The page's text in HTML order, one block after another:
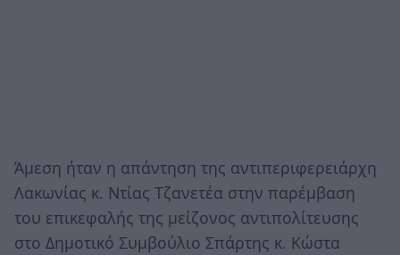
Άμεση ήταν η απάντηση της αντιπεριφερειάρχη
Λακωνίας κ. Ντίας Τζανετέα στην παρέμβαση
του επικεφαλής της μείζονος αντιπολίτευσης
στο Δημοτικό Συμβούλιο Σπάρτης κ. Κώστα